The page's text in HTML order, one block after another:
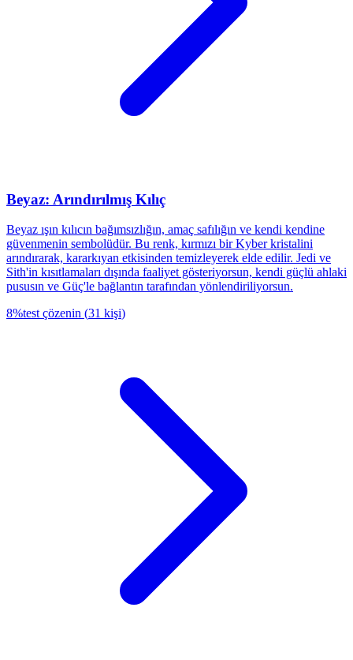
Beyaz: Arındırılmış Kılıç
Beyaz ışın kılıcın bağımsızlığın, amaç safılığın ve kendi kendine
güvenmenin sembolüdür. Bu renk, kırmızı bir Kyber kristalini
arındırarak, kararkıyan etkisinden temizleyerek elde edilir. Jedi ve
Sith'in kısıtlamaları dışında faaliyet gösteriyorsun, kendi güçlü ahlaki
pususın ve Güç'le bağlantın tarafından yönlendiriliyorsun.
8%test çözenin (31 kişi)